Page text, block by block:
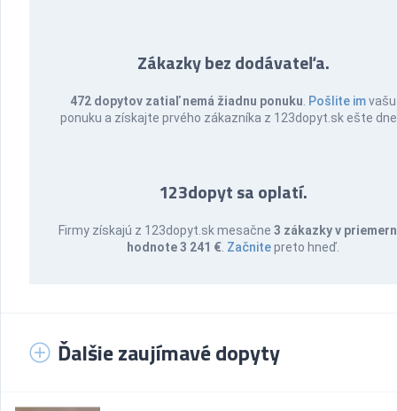
Zákazky bez dodávateľa.
472 dopytov zatiaľ nemá žiadnu ponuku Pošlite imvašu
ponuku a získajte prvého zákazníka z 123dopyt.sk ešte
123dopyt sa oplatí.
Firmy získajú z 123dopyt.sk mesačne3 zákazky v
hodnote 3 241 € Začnitepreto hneď.
Ďalšie zaujímavé dopyty